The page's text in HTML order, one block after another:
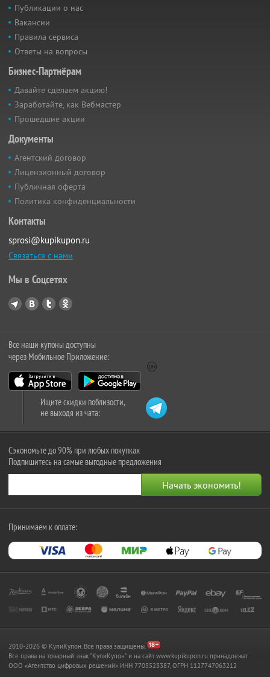
Публикации о нас
Вакансии
Правила сервиса
Ответы на вопросы
Бизнес-Партнёрам
Давайте сделаем акцию!
Заработайте, как Вебмастер
Прошедшие акции
Документы
Агентский договор
Лицензионный договор
Публичная оферта
Политика конфиденциальности
Контакты
sprosi@kupikupon.ru
Связаться с нами
Мы в Соцсетях
Все наши купоны доступны
через Мобильное Приложение:
Ищите скидки поблизости,
не выходя из чата:
Сэкономьте до 90% при любых покупках
Подпишитесь на самые выгодные предложения
Принимаем к оплате:
2010-2026 © КупиКупон. Все права защищены.
Все права на товарный знак "КупиКупон" и на сайт www.kupikupon.ru принадлежат
OOO «Агентство цифровых решений» ИНН 7705523387, ОГРН 1127747063212